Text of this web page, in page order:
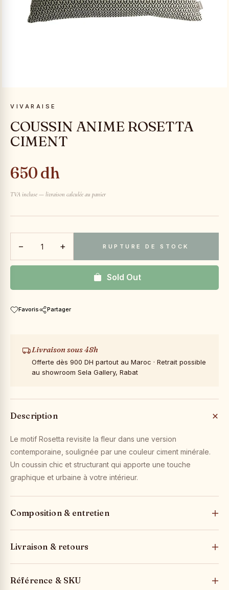
VIVARAISE
COUSSIN ANIME ROSETTA
CIMENT
650 dh
TVA incluse — livraison calculée au panier
− + RUPTURE DE STOCK
Sold Out
Favoris Partager
Livraison sous 48h
Offerte dès 900 DH partout au Maroc · Retrait possible
au showroom Sela Gallery, Rabat
Description
Le motif Rosetta revisite la fleur dans une version
contemporaine, soulignée par une couleur ciment minérale.
Un coussin chic et structurant qui apporte une touche
graphique et urbaine à votre intérieur.
Composition & entretien
Livraison & retours
Référence & SKU